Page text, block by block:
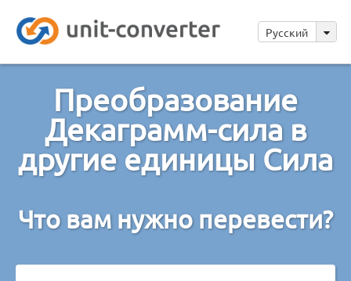
Русский
Преобразование
Декаграмм-сила в
другие единицы Сила
Что вам нужно перевести?